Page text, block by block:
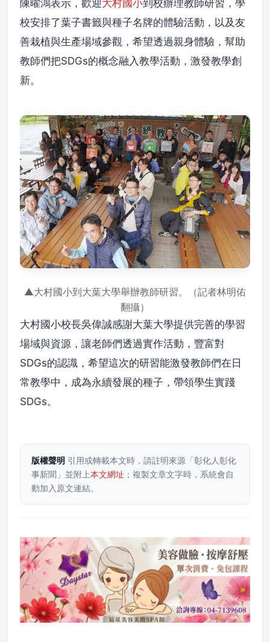
陳曜鴻表示，歡迎大村國小到校辦理教師研習，學
校安排了葉子書籤與種子名牌的體驗活動，以及友
善栽植與生產場域參觀，希望透過親身體驗，幫助
教師們把SDGs的概念融入教學活動，激發教學創
新。
▲大村國小到大葉大學舉辦教師研習。（記者林明佑
翻攝）
大村國小校長吳偉誠感謝大葉大學提供完善的學習
場域與資源，讓老師們透過實作活動，豐富對
SDGs的認識，希望這次的研習能激發教師們在日
常教學中，成為永續發展的種子，帶領學生實踐
SDGs。
版權聲明 引用或轉載本文時，請註明來源「彰化人彰化
事新聞」並附上本文網址 ；複製文章文字時，系統會自
動加入原文連結。